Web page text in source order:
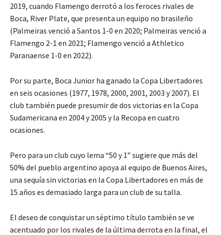
2019, cuando Flamengo derrotó a los feroces rivales de
Boca, River Plate, que presenta un equipo no brasileño
(Palmeiras venció a Santos 1-0 en 2020; Palmeiras venció a
Flamengo 2-1 en 2021; Flamengo venció a Athletico
Paranaense 1-0 en 2022).
Por su parte, Boca Junior ha ganado la Copa Libertadores
en seis ocasiones (1977, 1978, 2000, 2001, 2003 y 2007). El
club también puede presumir de dos victorias en la Copa
Sudamericana en 2004 y 2005 y la Recopa en cuatro
ocasiones.
Pero para un club cuyo lema “50 y 1” sugiere que más del
50% del pueblo argentino apoya al equipo de Buenos Aires,
una sequía sin victorias en la Copa Libertadores en más de
15 años es demasiado larga para un club de su talla.
El deseo de conquistar un séptimo título también se ve
acentuado por los rivales de la última derrota en la final, el